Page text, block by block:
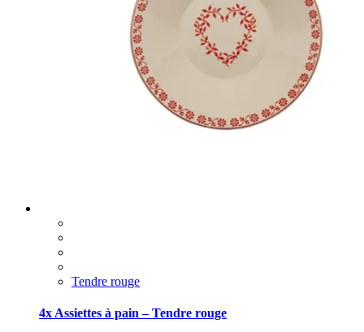
Tendre rouge
4x Assiettes à pain – Tendre rouge